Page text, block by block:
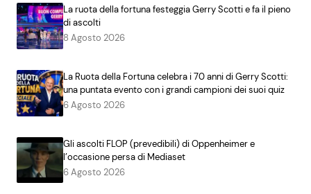
La ruota della fortuna festeggia Gerry Scotti e fa il pieno
di ascolti
8 Agosto 2026
La Ruota della Fortuna celebra i 70 anni di Gerry Scotti:
una puntata evento con i grandi campioni dei suoi quiz
6 Agosto 2026
Gli ascolti FLOP (prevedibili) di Oppenheimer e
l’occasione persa di Mediaset
6 Agosto 2026